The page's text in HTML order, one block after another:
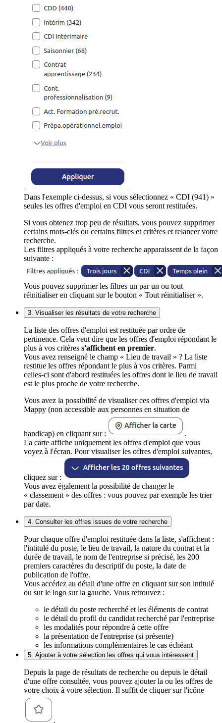
Dans l'exemple ci-dessus, si vous sélectionnez « CDI (941) »
seules les offres d'emploi en CDI vous seront restituées.
Si vous obtenez trop peu de résultats, vous pouvez supprimer
certains mots-clés ou certains filtres et critères et relancer votre
recherche.
Les filtres appliqués à votre recherche apparaissent de la façon
suivante :
Vous pouvez supprimer les filtres un par un ou tout
réinitialiser en cliquant sur le bouton « Tout réinitialiser ».
3. Visualiser les résultats de votre recherche
La liste des offres d'emploi est restituée par ordre de
pertinence. Cela veut dire que les offres d'emploi répondant le
plus à vos critères s'affichent en premier.
Vous avez renseigné le champ « Lieu de travail » ? La liste
restitue les offres répondant le plus à vos critères. Parmi
celles-ci sont d'abord restituées les offres dont le lieu de travail
est le plus proche de votre recherche.
Vous avez la possibilité de visualiser ces offres d'emploi via
Mappy (non accessible aux personnes en situation de
handicap) en cliquant sur :
.
La carte affiche uniquement les offres d'emploi que vous
voyez à l'écran. Pour visualiser les offres d'emploi suivantes,
cliquez sur :
Vous avez également la possibilité de changer le
« classement » des offres : vous pouvez par exemple les trier
par date.
4. Consulter les offres issues de votre recherche
Pour chaque offre d'emploi restituée dans la liste, s'affichent :
l'intitulé du poste, le lieu de travail, la nature du contrat et la
durée de travail, le nom de l'entreprise si précisé, les 200
premiers caractères du descriptif du poste, la date de
publication de l'offre.
Vous accédez au détail d'une offre en cliquant sur son intitulé
ou sur le logo sur la gauche. Vous retrouvez :
le détail du poste recherché et les éléments de contrat
le détail du profil du candidat recherché par l'entreprise
les modalités pour répondre à cette offre
la présentation de l'entreprise (si présente)
les informations complémentaires le cas échéant
5. Ajouter à votre sélection les offres qui vous intéressent
Depuis la page de résultats de recherche ou depuis le détail
d'une offre consultée, vous pouvez ajouter la ou les offres de
votre choix à votre sélection. Il suffit de cliquer sur l'icône
.